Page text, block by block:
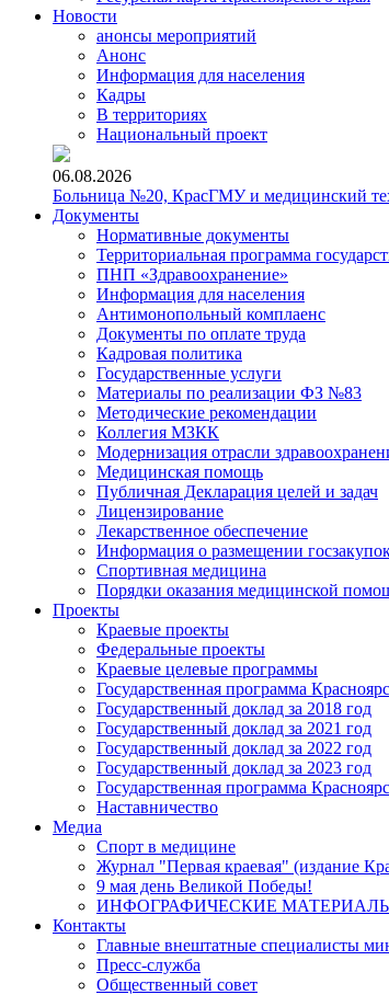
Новости
анонсы мероприятий
Анонс
Информация для населения
Кадры
В территориях
Национальный проект
06.08.2026
Больница №20, КрасГМУ и медицинский
Документы
Нормативные документы
Территориальная программа
ПНП «Здравоохранение»
Информация для населения
Антимонопольный комплаенс
Документы по оплате труда
Кадровая политика
Государственные услуги
Материалы по реализации ФЗ №83
Методические рекомендации
Коллегия МЗКК
Модернизация отрасли
Медицинская помощь
Публичная Декларация целей и задач
Лицензирование
Лекарственное обеспечение
Информация о размещении
Спортивная медицина
Порядки оказания медицинской
Проекты
Краевые проекты
Федеральные проекты
Краевые целевые программы
Государственная программа
Государственный доклад за 2018 год
Государственный доклад за 2021 год
Государственный доклад за 2022 год
Государственный доклад за 2023 год
Государственная программа
Наставничество
Медиа
Спорт в медицине
Журнал "Первая краевая" (издание
9 мая день Великой Победы!
ИНФОГРАФИЧЕСКИЕ
Контакты
Главные внештатные специалисты
Пресс-служба
Общественный совет